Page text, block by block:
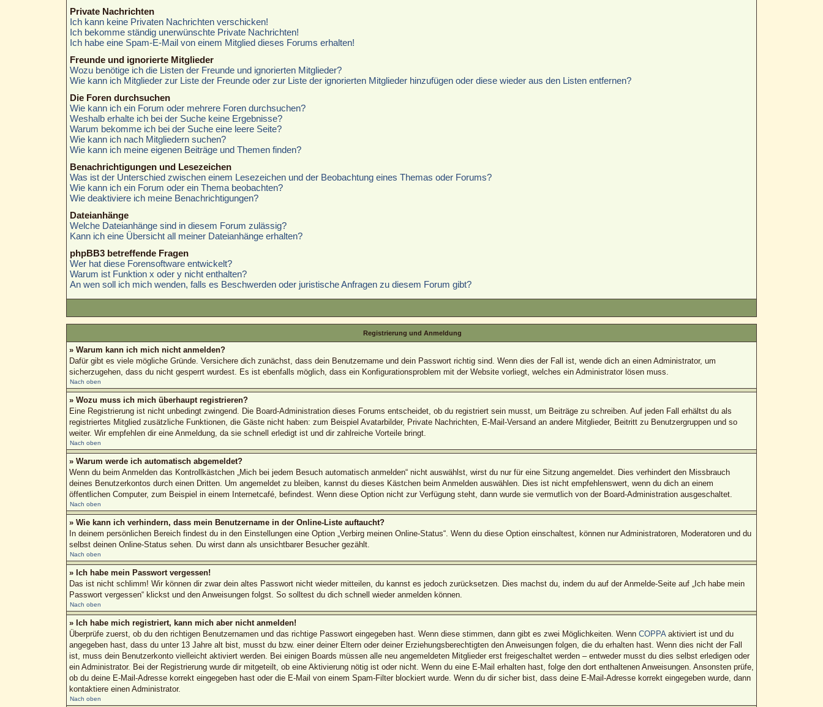
Private Nachrichten
Ich kann keine Privaten Nachrichten verschicken!
Ich bekomme ständig unerwünschte Private Nachrichten!
Ich habe eine Spam-E-Mail von einem Mitglied dieses Forums erhalten!
Freunde und ignorierte Mitglieder
Wozu benötige ich die Listen der Freunde und ignorierten Mitglieder?
Wie kann ich Mitglieder zur Liste der Freunde oder zur Liste der ignorierten Mitglieder hinzufügen oder diese wieder aus den Listen entfernen?
Die Foren durchsuchen
Wie kann ich ein Forum oder mehrere Foren durchsuchen?
Weshalb erhalte ich bei der Suche keine Ergebnisse?
Warum bekomme ich bei der Suche eine leere Seite?
Wie kann ich nach Mitgliedern suchen?
Wie kann ich meine eigenen Beiträge und Themen finden?
Benachrichtigungen und Lesezeichen
Was ist der Unterschied zwischen einem Lesezeichen und der Beobachtung eines Themas oder Forums?
Wie kann ich ein Forum oder ein Thema beobachten?
Wie deaktiviere ich meine Benachrichtigungen?
Dateianhänge
Welche Dateianhänge sind in diesem Forum zulässig?
Kann ich eine Übersicht all meiner Dateianhänge erhalten?
phpBB3 betreffende Fragen
Wer hat diese Forensoftware entwickelt?
Warum ist Funktion x oder y nicht enthalten?
An wen soll ich mich wenden, falls es Beschwerden oder juristische Anfragen zu diesem Forum gibt?
Registrierung und Anmeldung
» Warum kann ich mich nicht anmelden?
Dafür gibt es viele mögliche Gründe. Versichere dich zunächst, dass dein Benutzername und dein Passwort richtig sind. Wenn dies der Fall ist, wende dich an einen Administrator, um
sicherzugehen, dass du nicht gesperrt wurdest. Es ist ebenfalls möglich, dass ein Konfigurationsproblem mit der Website vorliegt, welches ein Administrator lösen muss.
Nach oben
» Wozu muss ich mich überhaupt registrieren?
Eine Registrierung ist nicht unbedingt zwingend. Die Board-Administration dieses Forums entscheidet, ob du registriert sein musst, um Beiträge zu schreiben. Auf jeden Fall erhältst du als
registriertes Mitglied zusätzliche Funktionen, die Gäste nicht haben: zum Beispiel Avatarbilder, Private Nachrichten, E-Mail-Versand an andere Mitglieder, Beitritt zu Benutzergruppen und so
weiter. Wir empfehlen dir eine Anmeldung, da sie schnell erledigt ist und dir zahlreiche Vorteile bringt.
Nach oben
» Warum werde ich automatisch abgemeldet?
Wenn du beim Anmelden das Kontrollkästchen „Mich bei jedem Besuch automatisch anmelden“ nicht auswählst, wirst du nur für eine Sitzung angemeldet. Dies verhindert den Missbrauch
deines Benutzerkontos durch einen Dritten. Um angemeldet zu bleiben, kannst du dieses Kästchen beim Anmelden auswählen. Dies ist nicht empfehlenswert, wenn du dich an einem
öffentlichen Computer, zum Beispiel in einem Internetcafé, befindest. Wenn diese Option nicht zur Verfügung steht, dann wurde sie vermutlich von der Board-Administration ausgeschaltet.
Nach oben
» Wie kann ich verhindern, dass mein Benutzername in der Online-Liste auftaucht?
In deinem persönlichen Bereich findest du in den Einstellungen eine Option „Verbirg meinen Online-Status“. Wenn du diese Option einschaltest, können nur Administratoren, Moderatoren und du
selbst deinen Online-Status sehen. Du wirst dann als unsichtbarer Besucher gezählt.
Nach oben
» Ich habe mein Passwort vergessen!
Das ist nicht schlimm! Wir können dir zwar dein altes Passwort nicht wieder mitteilen, du kannst es jedoch zurücksetzen. Dies machst du, indem du auf der Anmelde-Seite auf „Ich habe mein
Passwort vergessen“ klickst und den Anweisungen folgst. So solltest du dich schnell wieder anmelden können.
Nach oben
» Ich habe mich registriert, kann mich aber nicht anmelden!
Überprüfe zuerst, ob du den richtigen Benutzernamen und das richtige Passwort eingegeben hast. Wenn diese stimmen, dann gibt es zwei Möglichkeiten. Wenn COPPAaktiviert ist und du
angegeben hast, dass du unter 13 Jahre alt bist, musst du bzw. einer deiner Eltern oder deiner Erziehungsberechtigten den Anweisungen folgen, die du erhalten hast. Wenn dies nicht der Fall
ist, muss dein Benutzerkonto vielleicht aktiviert werden. Bei einigen Boards müssen alle neu angemeldeten Mitglieder erst freigeschaltet werden – entweder musst du dies selbst erledigen oder
ein Administrator. Bei der Registrierung wurde dir mitgeteilt, ob eine Aktivierung nötig ist oder nicht. Wenn du eine E-Mail erhalten hast, folge den dort enthaltenen Anweisungen. Ansonsten prüfe,
ob du deine E-Mail-Adresse korrekt eingegeben hast oder die E-Mail von einem Spam-Filter blockiert wurde. Wenn du dir sicher bist, dass deine E-Mail-Adresse korrekt eingegeben wurde, dann
kontaktiere einen Administrator.
Nach oben